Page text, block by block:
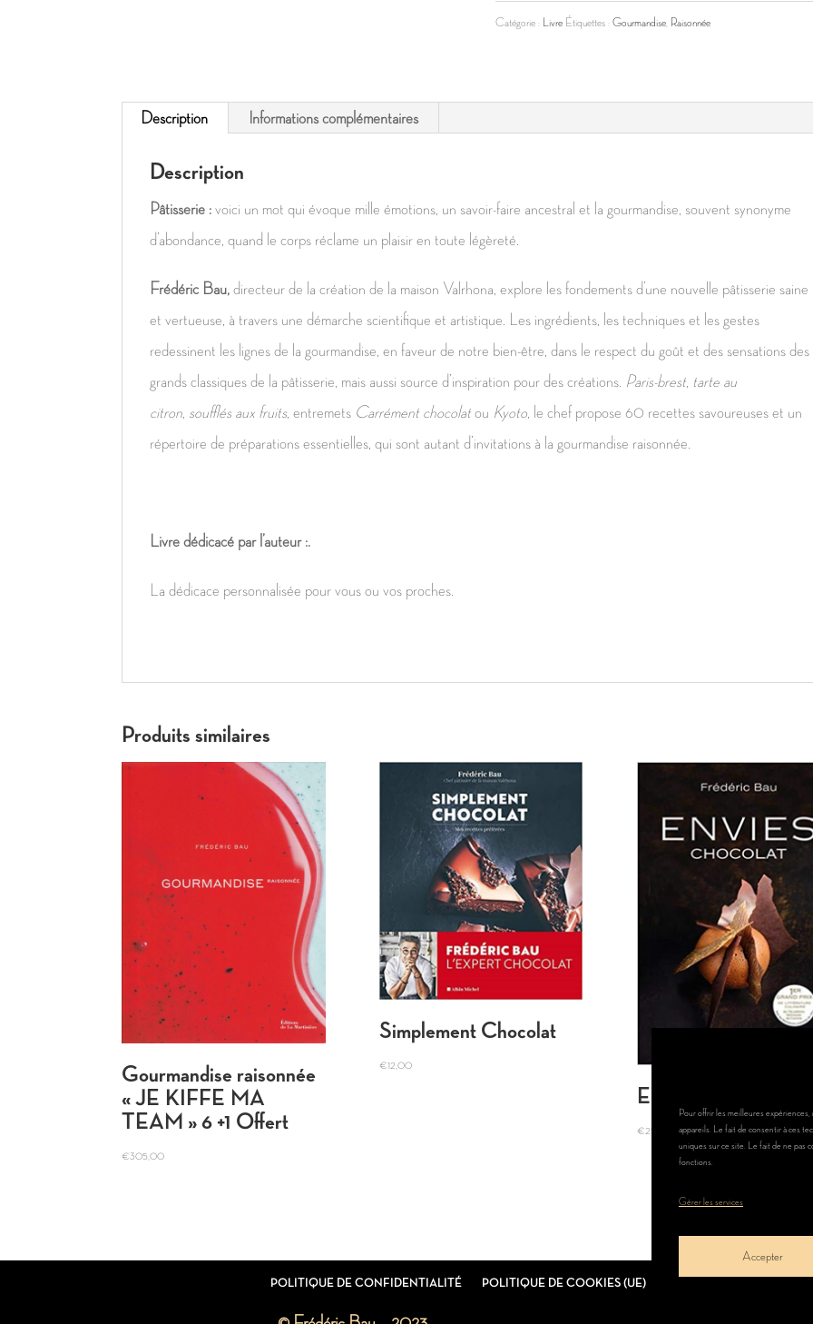
Pour offrir les meilleures
appareils. Le fait de consentir à ces
uniques sur ce site. Le fait de ne pas
fonctions.
Gérer les services
Accepter
Raisonnée
Catégorie : Livre Étiquettes :Gourmandise Raisonnée
Description Informations complémentaires
Description
Pâtisserie : voici un mot qui évoque mille émotions, un savoir-faire ancestral et la gourmandise, souvent synonyme
d’abondance, quand le corps réclame un plaisir en toute légèreté.
Frédéric Bau, directeur de la création de la maison Valrhona, explore les fondements d’une nouvelle pâtisserie saine
et vertueuse, à travers une démarche scientifique et artistique. Les ingrédients, les techniques et les gestes
redessinent les lignes de la gourmandise, en faveur de notre bien-être, dans le respect du goût et des sensations des
grands classiques de la pâtisserie, mais aussi source d’inspiration pour des créations. Paris-brest tarte au
citron soufflés aux fruits , entremets Carrément chocolat ou Kyoto , le chef propose 60 recettes savoureuses et un
répertoire de préparations essentielles, qui sont autant d’invitations à la gourmandise raisonnée.
Livre dédicacé par l’auteur :.
La dédicace personnalisée pour vous ou vos proches.
Produits similaires
Gourmandise raisonnée
« JE KIFFE MA
TEAM » 6 +1 Offert
€305,00
Simplement Chocolat
€12,00
Envies Chocolat
€25,90
POLITIQUE DE CONFIDENTIALITÉ POLITIQUE DE COOKIES (UE)